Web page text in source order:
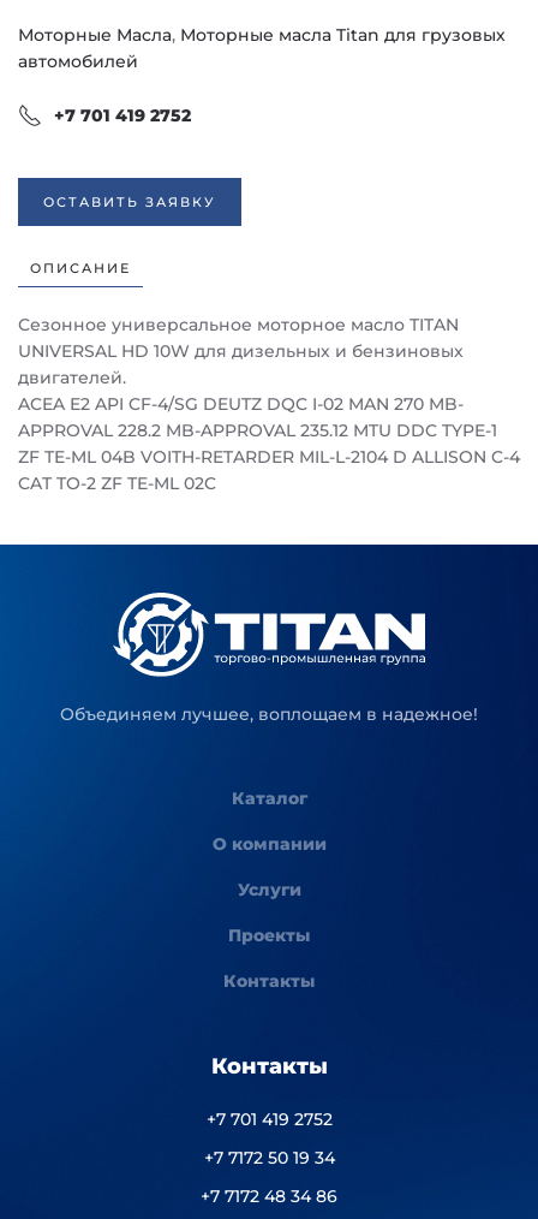
Моторные Масла, Моторные масла Titan для грузовых
автомобилей
+7 701 419 2752
ОСТАВИТЬ ЗАЯВКУ
ОПИСАНИЕ
Сезонное универсальное моторное масло TITAN
UNIVERSAL HD 10W для дизельных и бензиновых
двигателей.
ACEA E2 API CF-4/SG DEUTZ DQC I-02 MAN 270 MB-
APPROVAL 228.2 MB-APPROVAL 235.12 MTU DDC TYPE-1
ZF TE-ML 04B VOITH-RETARDER MIL-L-2104 D ALLISON C-4
CAT TO-2 ZF TE-ML 02C
Объединяем лучшее, воплощаем в надежное!
Каталог
О компании
Услуги
Проекты
Контакты
Контакты
+7 701 419 2752
+7 7172 50 19 34
+7 7172 48 34 86